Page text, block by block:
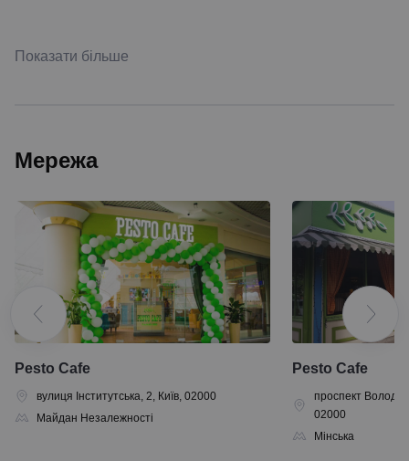
Показати більше
Мережа
Pesto Cafe
вулиця Інститутська, 2, Київ, 02000
Майдан Незалежності
Pesto Cafe
проспект
02000
Мінська